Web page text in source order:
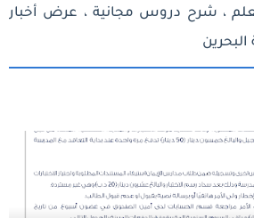
، شرح دروس مجانية ، عرض أخبار
البحرين